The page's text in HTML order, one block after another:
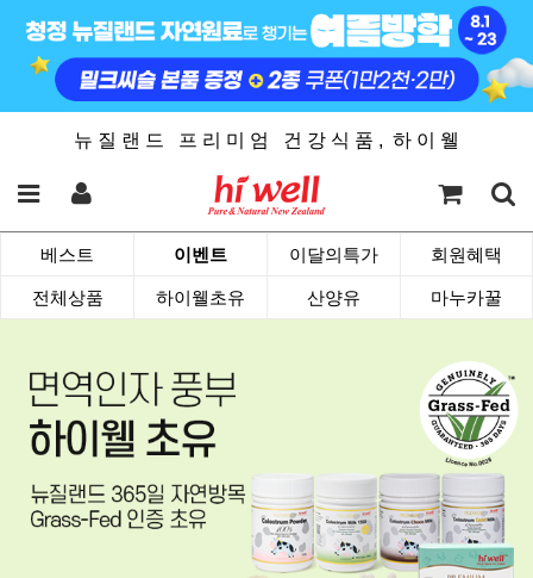
뉴 질 랜 드 프 리 미 엄 건 강 식 품 , 하 이 웰
베스트 이벤트 이달의특가 회원혜택
전체상품 하이웰초유 산양유 마누카꿀